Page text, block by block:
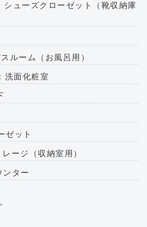
ューズクローゼット（靴収納庫
ルーム（お風呂用）
洗面化粧室
ゼット
ージ（収納室用）
ター